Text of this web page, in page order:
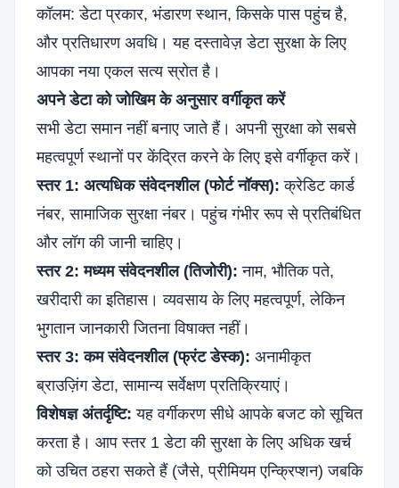
कॉलम: डेटा प्रकार, भंडारण स्थान, किसके पास पहुंच है,
और प्रतिधारण अवधि। यह दस्तावेज़ डेटा सुरक्षा के लिए
आपका नया एकल सत्य स्रोत है।
अपने डेटा को जोखिम के अनुसार वर्गीकृत करें
सभी डेटा समान नहीं बनाए जाते हैं। अपनी सुरक्षा को सबसे
महत्वपूर्ण स्थानों पर केंद्रित करने के लिए इसे वर्गीकृत करें।
स्तर 1: अत्यधिक संवेदनशील (फोर्ट नॉक्स): क्रेडिट कार्ड
नंबर, सामाजिक सुरक्षा नंबर। पहुंच गंभीर रूप से प्रतिबंधित
और लॉग की जानी चाहिए।
स्तर 2: मध्यम संवेदनशील (तिजोरी): नाम, भौतिक पते,
खरीदारी का इतिहास। व्यवसाय के लिए महत्वपूर्ण, लेकिन
भुगतान जानकारी जितना विषाक्त नहीं।
स्तर 3: कम संवेदनशील (फ्रंट डेस्क): अनामीकृत
ब्राउज़िंग डेटा, सामान्य सर्वेक्षण प्रतिक्रियाएं।
विशेषज्ञ अंतर्दृष्टि: यह वर्गीकरण सीधे आपके बजट को सूचित
करता है। आप स्तर 1 डेटा की सुरक्षा के लिए अधिक खर्च
को उचित ठहरा सकते हैं (जैसे, प्रीमियम एन्क्रिप्शन) जबकि